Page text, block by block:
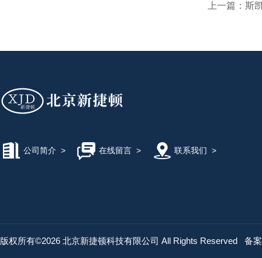
上一篇： 斯
公司简介 > 在线留言> 联系我们 >
版权所有©2026 北京新捷顿科技有限公司 All Rights Reserved 备